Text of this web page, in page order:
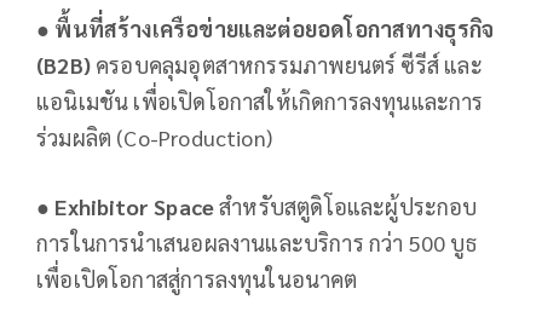
● พื้นที่สร้างเครือข่ายและต่อยอดโอกาสทางธุรกิจ
(B2B)ครอบคลุมอุตสาหกรรมภาพยนตร์ ซีรีส์ และ
แอนิเมชัน เพื่อเปิดโอกาสให้เกิดการลงทุนและการ
ร่วมผลิต (Co-Production)
● Exhibitor Spaceสำหรับสตูดิโอและผู้ประกอบ
การในการนําเสนอผลงานและบริการ กว่า 500 บูธ
เพื่อเปิดโอกาสสู่การลงทุนในอนาคต